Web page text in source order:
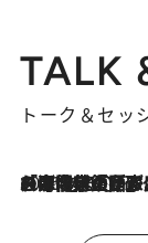
TALK
トーク＆セッ
2026.8.3
「今後値上げがあるとすれば…」「リスクがあるのは今年の冬」エネルギー専門家が語る、ホルムズ海峡封鎖が家庭にもたらす“ある心配”